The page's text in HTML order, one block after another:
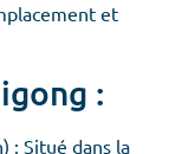
et
:
: Situé dans la